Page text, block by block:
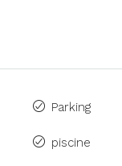
Parking
piscine